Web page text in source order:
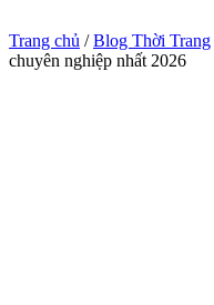
Trang chủ /Blog Thời Trang
chuyên nghiệp nhất 2026